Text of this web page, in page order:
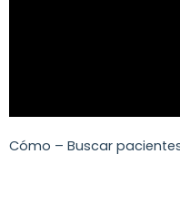
Cómo – Buscar